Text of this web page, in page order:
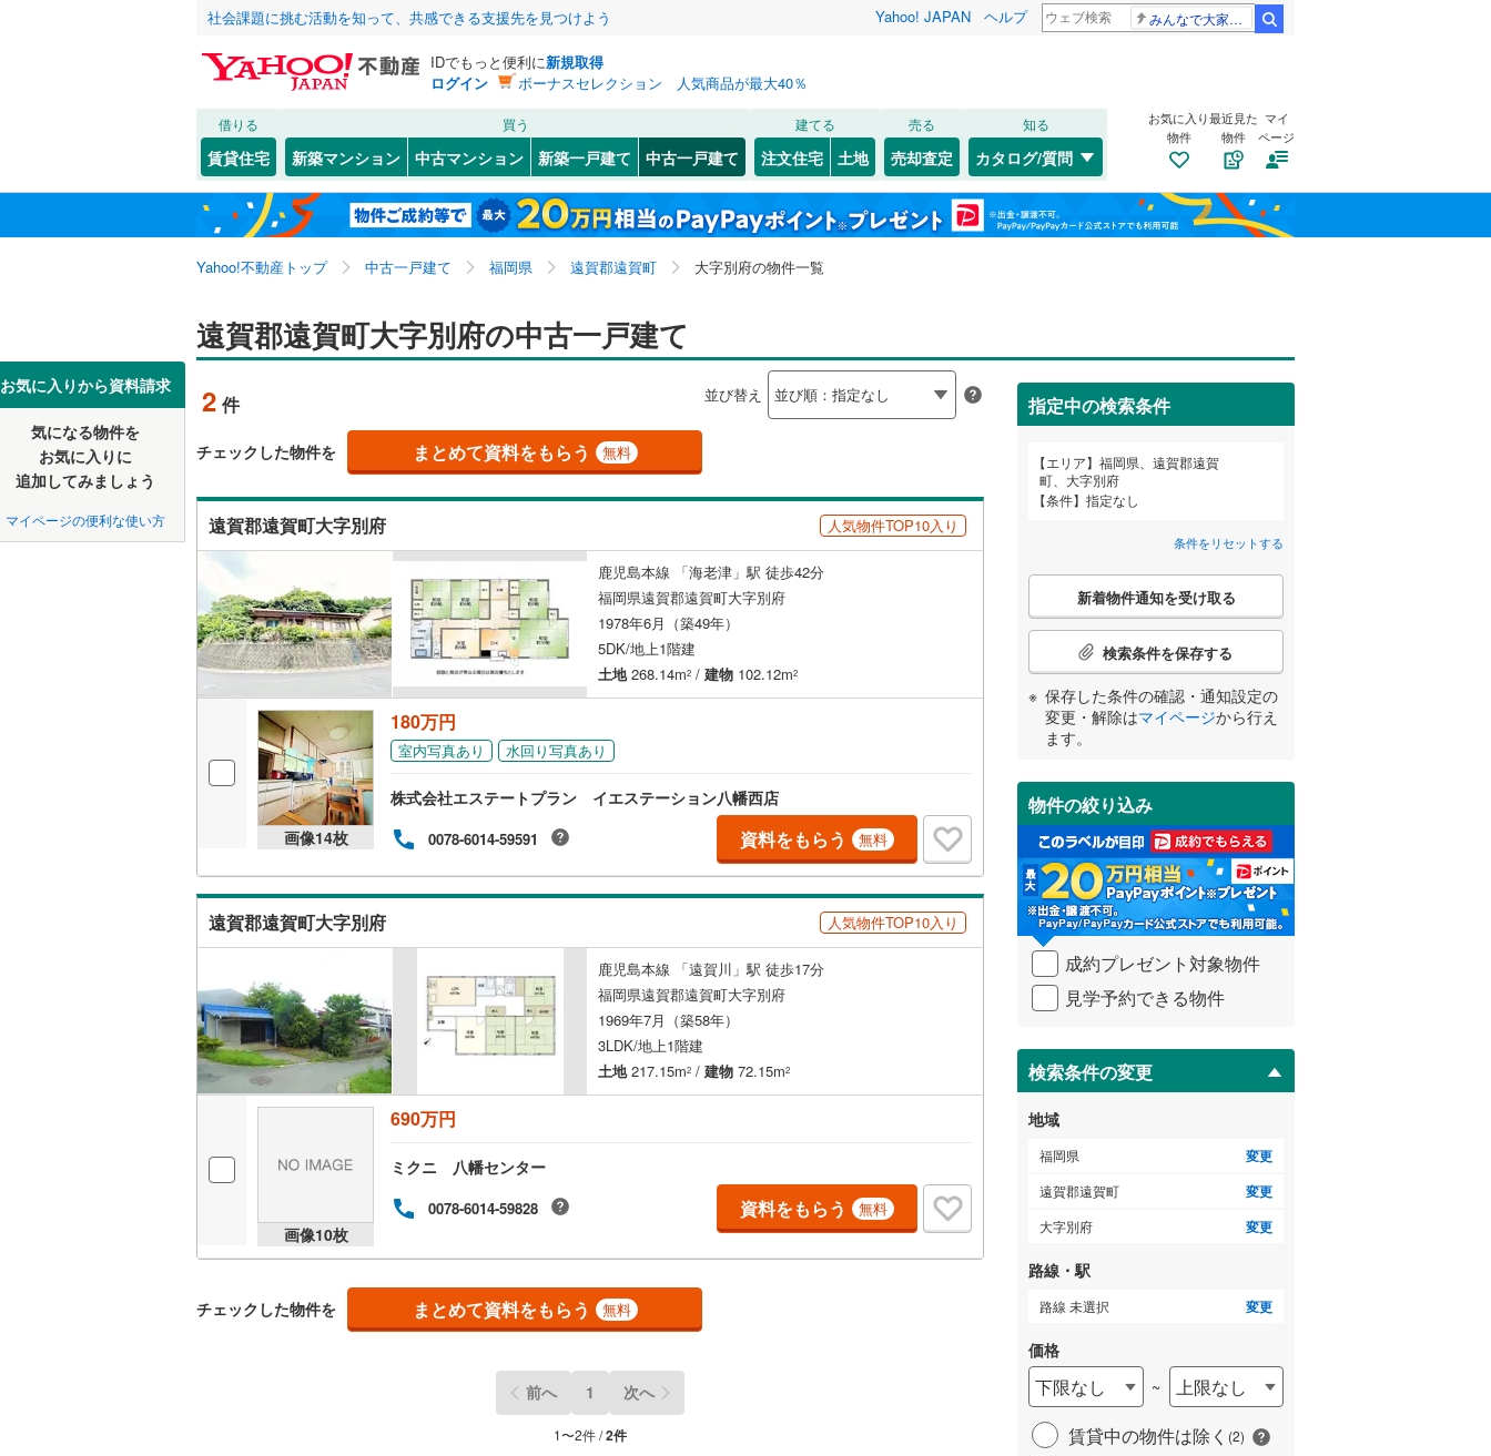
社会課題に挑む活動を知って、共感できる支援先を見つけよう Yahoo! JAPAN ヘルプ みんなで大家さん 2881億円
IDでもっと便利に新規取得
ログイン
ボーナスセレクション 人気商品が最大40％
借りる
賃貸住宅
買う
新築マンション 中古マンション 新築一戸建て 中古一戸建て
建てる
注文住宅 土地
売る
売却査定
知る
カタログ/質問
お気に入り
物件
最近見た
物件
マイ
ページ
Yahoo!不動産トップ 中古一戸建て 福岡県 遠賀郡遠賀町 大字別府の物件一覧
お気に入りから資料請求
気になる物件を
お気に入りに
追加してみましょう
マイページの便利な使い方
遠賀郡遠賀町大字別府の中古一戸建て
2 件 並び替え
チェックした物件を まとめて資料をもらう 無料
遠賀郡遠賀町大字別府 人気物件TOP10入り
鹿児島本線 「海老津」駅 徒歩42分
福岡県遠賀郡遠賀町大字別府
1978年6月（築49年）
5DK/地上1階建
土地268.14m2 / 建物 102.12m2
画像14枚
180万円
室内写真あり 水回り写真あり
株式会社エステートプラン イエステーション八幡西店
0078-6014-59591 資料をもらう 無料
遠賀郡遠賀町大字別府 人気物件TOP10入り
鹿児島本線 「遠賀川」駅 徒歩17分
福岡県遠賀郡遠賀町大字別府
1969年7月（築58年）
3LDK/地上1階建
土地217.15m2 / 建物 72.15m2
画像10枚
690万円
ミクニ 八幡センター
0078-6014-59828 資料をもらう 無料
チェックした物件を まとめて資料をもらう 無料
前へ 1 次へ
1〜2件 /2件
指定中の検索条件
エリア
福岡県、遠賀郡遠賀
町、大字別府
条件
指定なし
条件をリセットする
こ
検
条
件
受
け
取
る
・
条
件
を
イ
ペ
ジ
に
保
存
す
る
新着物件通知を受け取る
検索条件を保存する
保存した条件の確認・通知設定の
変更・解除はマイページから行え
ます。
物件の絞り込み
成約プレゼント対象物件
見学予約できる物件
検索条件の変更
地域
福岡県 変更
遠賀郡遠賀町 変更
大字別府 変更
路線・駅
路線 未選択 変更
価格
下限なし ~
上限なし
賃貸中の物件は除く (2)
北海道 北海道
東北 青森 岩手 宮城 秋田 山形 福島
関東 東京 神奈川 埼玉 千葉
信越・北陸 新潟 長野 富山
三重
近畿 大阪 兵庫
中国 鳥取 島根 岡山 広島 山口
徳島 香川 愛媛 高知
九州・沖縄 福岡 佐賀 長崎 鹿児島 沖縄
該当物件0件 この条件で検索する
北九州市 門司区(24) 若松区(18) 戸畑区(6)
小倉北区(22) 小倉南区(36) 八幡東区(11)
八幡西区(38)
福岡市 東区 (28)
(13 城南区(9)
福岡県のそのほ
かの地域
大牟田市(124) 直方市(20)
八女市(9) 筑後市(4)
行橋市(19) 豊前市( 中間市(12)
小郡市(14) (27)
大野城市(12) 宗像市(18) 太宰府市(21)
古賀市(12) うきは市
朝倉市(3)
糸島市(25) 那珂川市(3)
糟屋郡篠栗町(4) 糟屋郡志免町(8)
糟屋郡須惠町(9) 糟屋郡新宮町(6) 糟屋郡久山町(2)
糟屋郡粕屋町(1) 遠賀郡芦屋町(2) 遠賀郡水巻町
遠賀郡岡垣町 (9 遠賀郡遠賀町 鞍手郡小竹町(5)
鞍手郡鞍手町(7 嘉穂郡桂川町
三井郡大刀洗町 三潴郡大木町(2)
八女郡広川町
田川郡添田町
田川郡糸田町( 田川郡大任町
田川郡赤村(1) 田川郡福智町 (2 ) 京都郡苅田町
築上郡吉富町(1) 築上郡上毛町
築上郡築上町(10)
該当物件0件 この条件で検索する
大字別府(2) 広渡(1) 田園(2)
該当物件0件
JR 博多南線(0) 山陽本線（JR九州）( 0) 鹿児島本線(
香椎線(0) 篠栗線(0) 筑肥線(0)
久大本線(0) 日豊本線(0) 日田彦山線(0)
筑豊本線
(0) 後藤寺線(0)
地下鉄 福岡市地下鉄空港線(0) 福岡市地下鉄箱崎線(0) 福岡市地下鉄七隈線(0)
私鉄・その他 平成筑豊鉄道(0) 西鉄天神大牟田線(0) 西鉄太宰府線(0)
西鉄甘木線(0) 筑豊電気鉄道(0)
北九州都市モノレール小倉線(0)
平成筑豊鉄道門司港レトロ観光線
甘木鉄道(0)
該当物件0件 この条件で検索する
該当物件0件
こだわり条件 リフォーム、リノベーション
リノベーション・リフォーム
（0）
築古・築30年以上（2）
設備
床暖房（ 0）
駐車場2台以上（0） ビルトインガレージ（0） 太陽光発電システム（0）
（0）
防犯カメラ（ 0）
バリアフリー住宅（0）
）
二世帯向け（0） 平屋・1階建て 3階建て以上（0）
サービスルーム（納戸）（0）
最寄りの駅が始発駅 小学校まで1km以内（0）
角地（0） 南道路（0）
リビングダイニング15畳以上
（0）
キッチン
対面キッチン
浴室乾燥機あり（0）
ウォークインクローゼット
該当物件0件
検索条件を保存しました
この検索条件の新着物件通知は、 マイページから設定できます。
保存した条件を見る
福岡県、遠賀郡遠賀町、大字別府
検索条件を保存する
マイページ
お気に入りリストを見る
閉じる
お気に入りリストを見る
閉じる